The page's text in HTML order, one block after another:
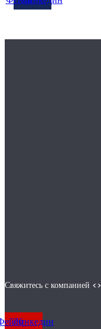
Свяжитесь с компанией
Линкедин